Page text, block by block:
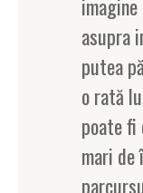
asupra
putea
o rată
poate fi
mari